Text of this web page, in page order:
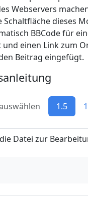
Webservers
Schaltfläche dieses
BBCode für
einen Link zum
Beitrag eingefügt.
1.5
Datei zur